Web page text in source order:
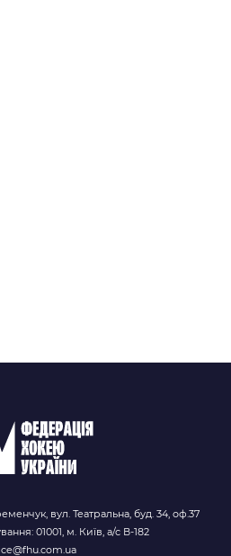
вул. Театральна, буд. 34, оф.37
01001, м. Київ, а/с В-182